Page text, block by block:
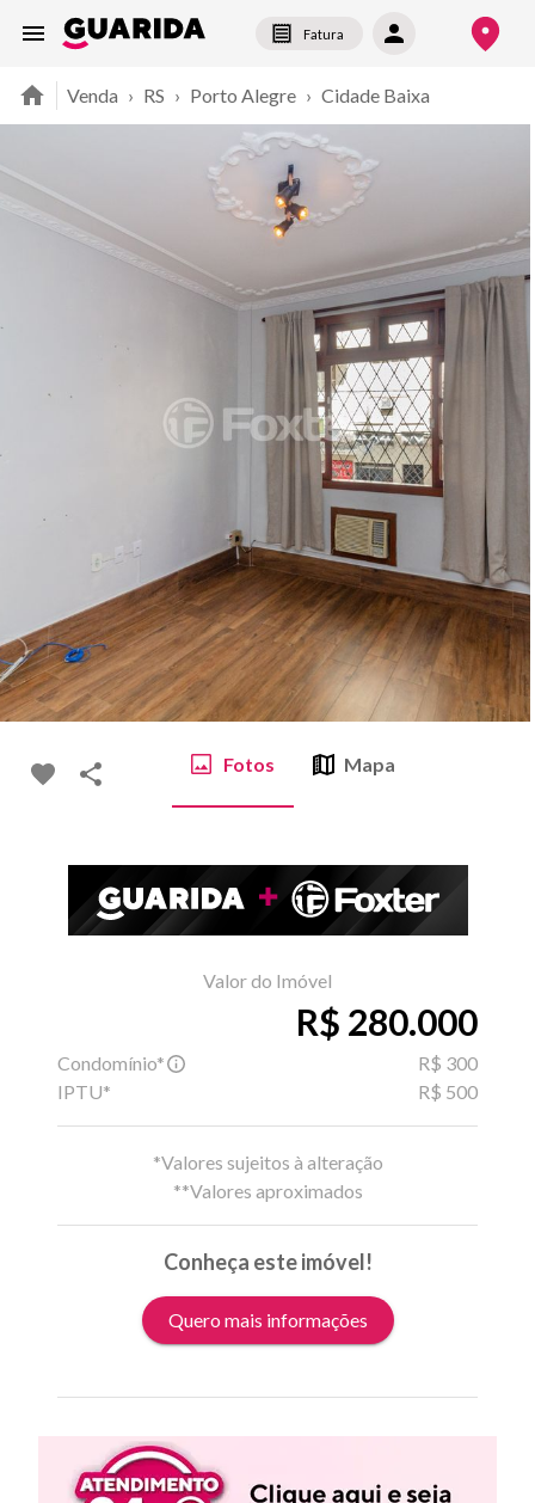
Fatura
Venda › RS › Porto Alegre › Cidade Baixa
Fotos Mapa
Valor do Imóvel
R$ 280.000
Condomínio*
R$ 300
IPTU*
R$ 500
*Valores sujeitos à alteração
**Valores aproximados
Conheça este imóvel!
Quero mais informações